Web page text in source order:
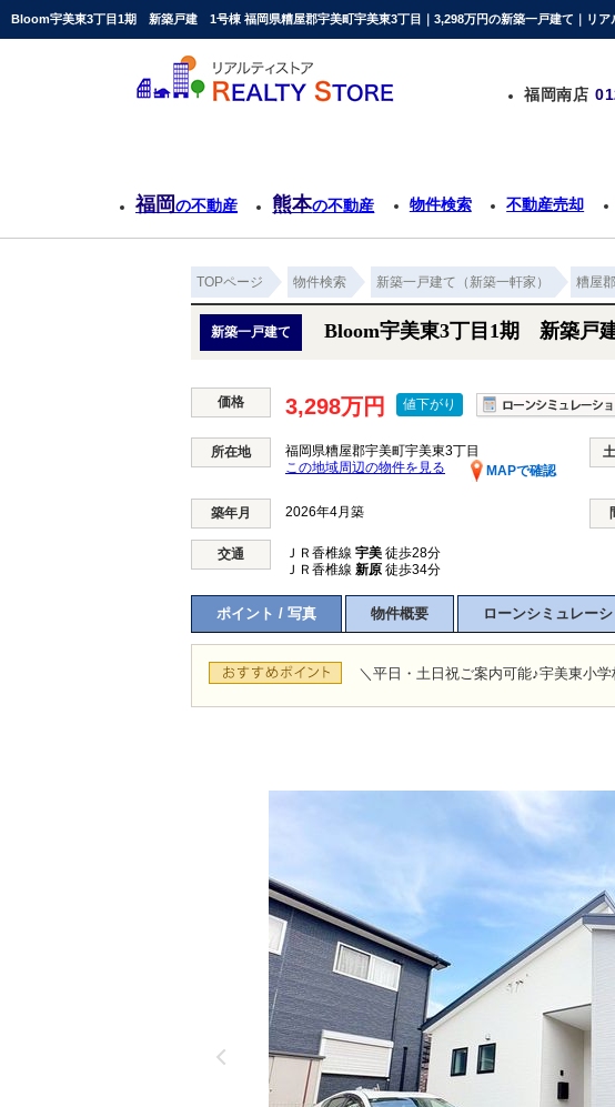
Bloom宇美東3丁目1期 新築戸建 1号棟 福岡県糟屋郡宇美町宇美東3丁目｜3,298万円の新築一戸建て｜リア
福岡南店
福岡の不動産 熊本の不動産 物件検索 不動産売却
TOPページ 物件検索 新築一戸建て（新築一軒家） 糟屋
新築一戸建て Bloom宇美東3丁目1期 新築戸
価格 3,298万円 値下がり
所在地
福岡県糟屋郡宇美町宇美東3丁目
MAPで確認
この地域周辺の物件を見る
築年月 2026年4月築
交通 ＪＲ香椎線 宇美 徒歩28分
ＪＲ香椎線 新原 徒歩34分
ポイント / 写真 物件概要 ローンシミュレー
＼平日・土日祝ご案内可能♪宇美東小